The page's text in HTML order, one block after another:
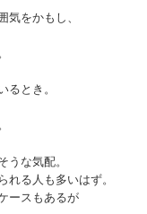
をかもし、
とき。
な気配。
る人も多いはず。
ースもあるが